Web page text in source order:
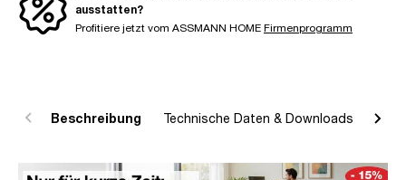
ausstatten?
Profitiere jetzt vom ASSMANN HOME Firmenprogramm
Beschreibung Technische Daten & Downloads